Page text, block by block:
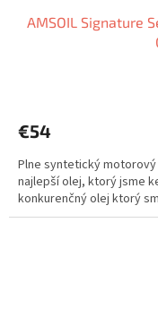
AMSOIL Signature
€54
Plne syntetický motorový
najlepší olej, ktorý jsme
konkurenčný olej ktorý